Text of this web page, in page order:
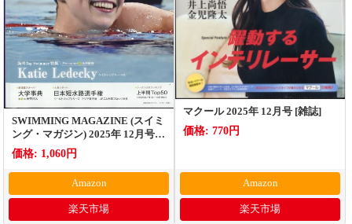
SWIMMING MAGAZINE (スイミ
ング・マガジン) 2025年 12月号
[雑誌]
価格: 1,060円
Amazon
楽天市場
マクール 2025年 12月号 [雑誌]
価格: 770円
Amazon
楽天市場